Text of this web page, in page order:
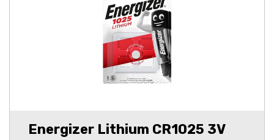
Energizer Lithium CR1025 3V